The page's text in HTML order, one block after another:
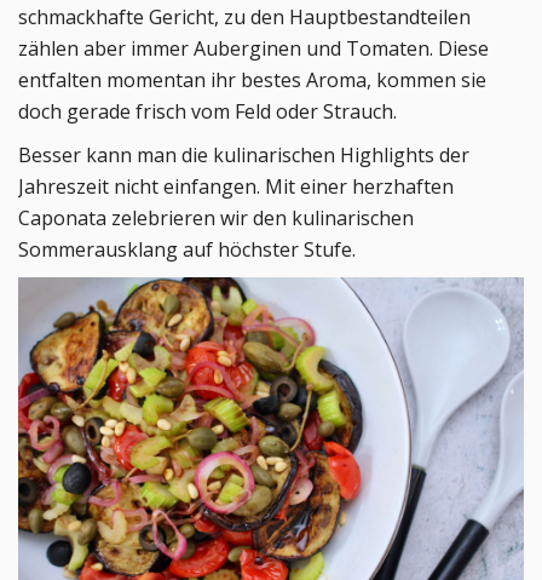
schmackhafte Gericht, zu den Hauptbestandteilen
zählen aber immer Auberginen und Tomaten. Diese
entfalten momentan ihr bestes Aroma, kommen sie
doch gerade frisch vom Feld oder Strauch.
Besser kann man die kulinarischen Highlights der
Jahreszeit nicht einfangen. Mit einer herzhaften
Caponata zelebrieren wir den kulinarischen
Sommerausklang auf höchster Stufe.